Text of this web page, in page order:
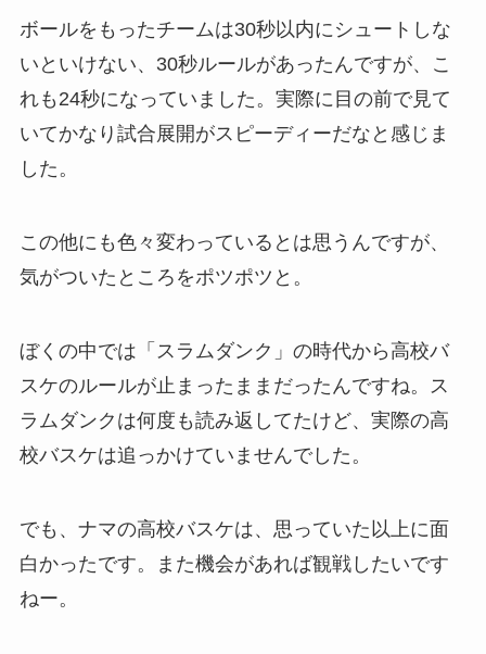
ボールをもったチームは30秒以内にシュートしな
いといけない、30秒ルールがあったんですが、こ
れも24秒になっていました。実際に目の前で見て
いてかなり試合展開がスピーディーだなと感じま
した。
この他にも色々変わっているとは思うんですが、
気がついたところをポツポツと。
ぼくの中では「スラムダンク」の時代から高校バ
スケのルールが止まったままだったんですね。ス
ラムダンクは何度も読み返してたけど、実際の高
校バスケは追っかけていませんでした。
でも、ナマの高校バスケは、思っていた以上に面
白かったです。また機会があれば観戦したいです
ねー。